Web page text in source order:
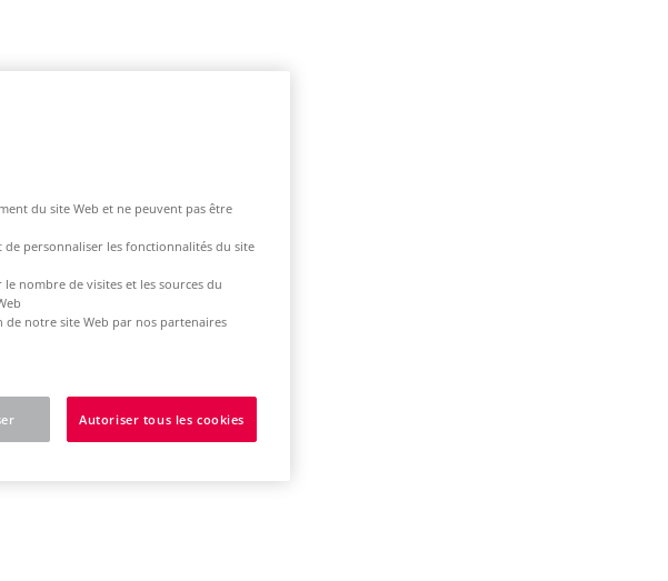
du site Web et ne peuvent pas être
de personnaliser les fonctionnalités du site
nombre de visites et les sources du
de notre site Web par nos partenaires
Autoriser tous les cookies